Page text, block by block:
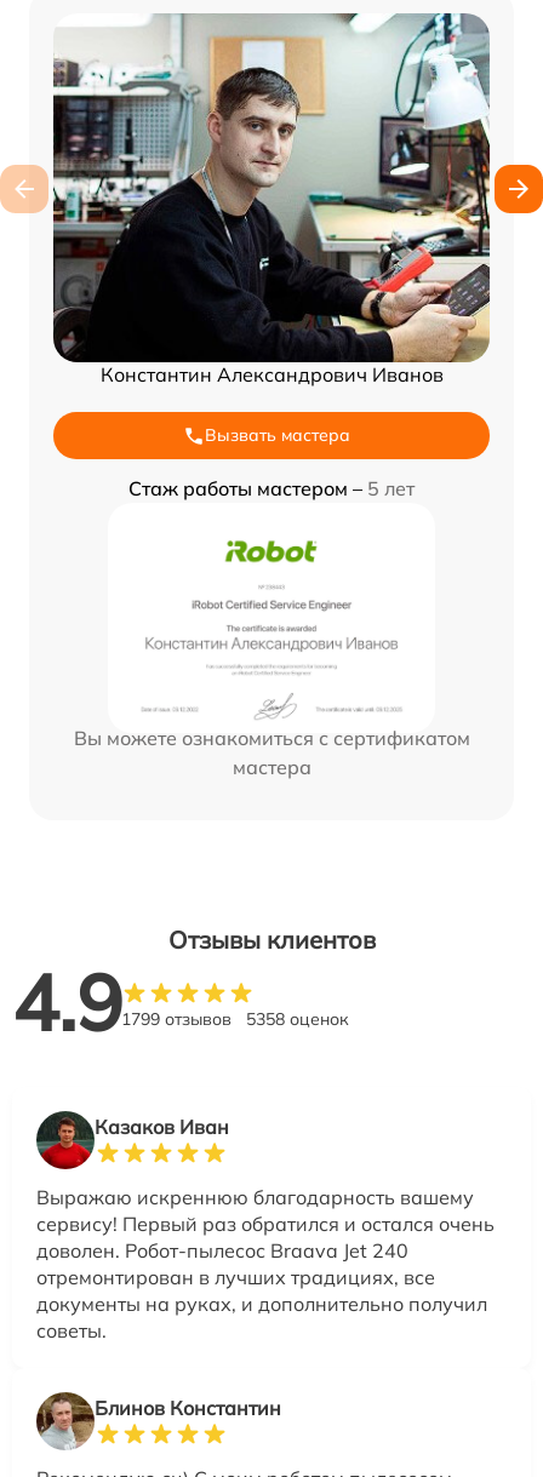
Константин Александрович Иванов
Вызвать мастера
Стаж работы мастером – 5 лет
Вы можете ознакомиться с сертификатом
мастера
Отзывы клиентов
4.91799 отзывов 5358 оценок
Казаков Иван
Выражаю искреннюю благодарность вашему
сервису! Первый раз обратился и остался очень
доволен. Робот-пылесос Braava Jet 240
отремонтирован в лучших традициях, все
документы на руках, и дополнительно получил
советы.
Блинов Константин